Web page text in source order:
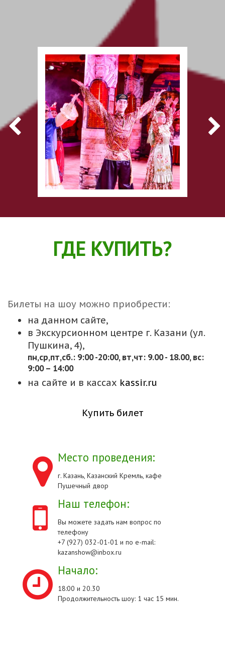
ГДЕ КУПИТЬ?
Билеты на шоу можно приобрести:
на данном сайте,
в Экскурсионном центре г. Казани (ул.
Пушкина, 4),
пн,cр,пт,сб.: 9:00 -20:00, вт,чт: 9.00 - 18.00, вс:
9:00 – 14:00
на сайте и в кассах kassir.ru
Купить билет
Место проведения:
г. Казань, Казанский Кремль, кафе
Пушечный двор
Наш телефон:
Вы можете задать нам вопрос по
телефону
+7 (927) 032-01-01 и по e-mail:
kazanshow@inbox.ru
Начало:
18:00 и 20.30
Продолжительность шоу: 1 час 15 мин.